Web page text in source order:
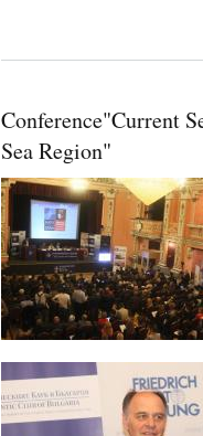
Conference"Current
Sea Region"